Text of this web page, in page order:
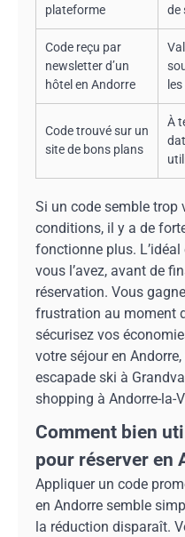
plateforme
de
Code reçu par
newsletter d’un
hôtel en Andorre
Code trouvé sur un
site de bons plans
À
Si un code semble trop
conditions, il y a de
fonctionne plus.
vous l’avez, avant de
réservation. Vous
frustration au moment
sécurisez vos
votre séjour en
escapade ski à
shopping à Andorre-la-
Comment bien
pour réserver en
Appliquer un code
en Andorre semble
la réduction disparaît.